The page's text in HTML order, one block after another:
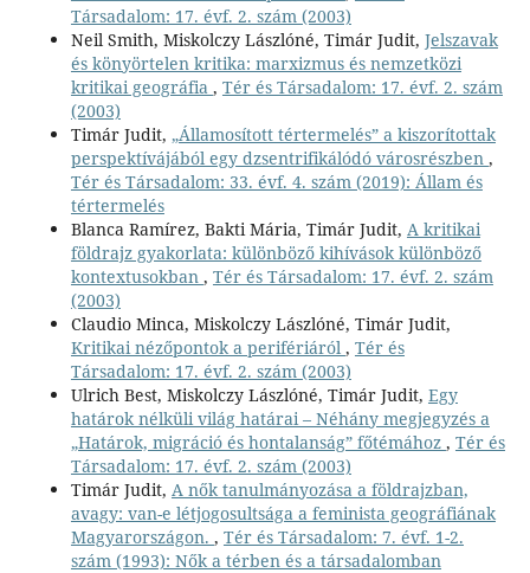
Társadalom: 17. évf. 2. szám (2003)
Neil Smith, Miskolczy Lászlóné, Timár Judit, Jelszavak
és könyörtelen kritika: marxizmus és nemzetközi
kritikai geográfia , Tér és Társadalom: 17. évf. 2. szám
(2003)
Timár Judit, „Államosított tértermelés” a kiszorítottak
perspektívájából egy dzsentrifikálódó városrészben ,
Tér és Társadalom: 33. évf. 4. szám (2019): Állam és
tértermelés
Blanca Ramírez, Bakti Mária, Timár Judit, A kritikai
földrajz gyakorlata: különböző kihívások különböző
kontextusokban , Tér és Társadalom: 17. évf. 2. szám
(2003)
Claudio Minca, Miskolczy Lászlóné, Timár Judit,
Kritikai nézőpontok a perifériáról , Tér és
Társadalom: 17. évf. 2. szám (2003)
Ulrich Best, Miskolczy Lászlóné, Timár Judit, Egy
határok nélküli világ határai – Néhány megjegyzés a
„Határok, migráció és hontalanság” főtémához , Tér és
Társadalom: 17. évf. 2. szám (2003)
Timár Judit, A nők tanulmányozása a földrajzban,
avagy: van-e létjogosultsága a feminista geográfiának
Magyarországon. , Tér és Társadalom: 7. évf. 1-2.
szám (1993): Nők a térben és a társadalomban